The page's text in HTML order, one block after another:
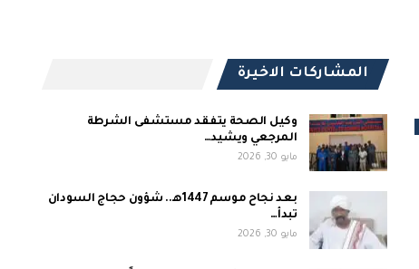
المشاركات الاخيرة
وكيل الصحة يتفقد مستشفى الشرطة
المرجعي ويشيد…
مايو 30, 2026
بعد نجاح موسم 1447هـ.. شؤون حجاج السودان
تبدأ…
مايو 30, 2026